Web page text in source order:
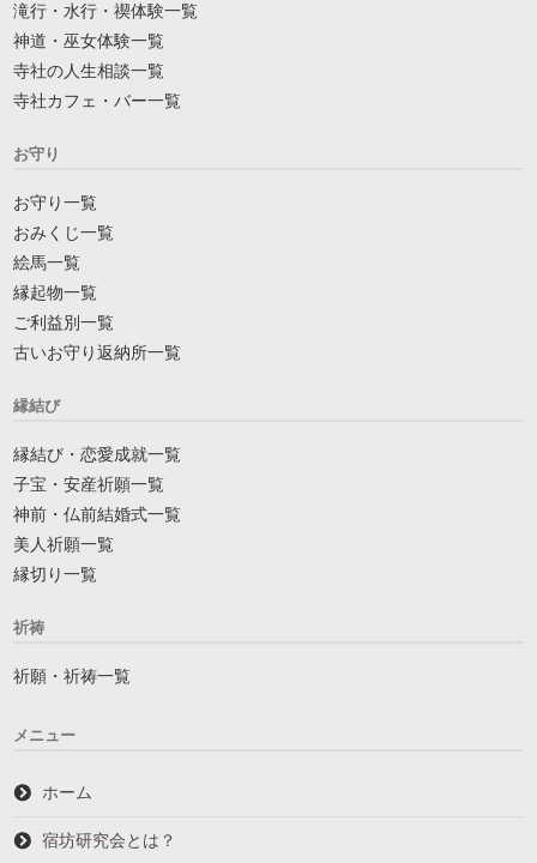
滝行・水行・禊体験一覧
神道・巫女体験一覧
寺社の人生相談一覧
寺社カフェ・バー一覧
お守り
お守り一覧
おみくじ一覧
絵馬一覧
縁起物一覧
ご利益別一覧
古いお守り返納所一覧
縁結び
縁結び・恋愛成就一覧
子宝・安産祈願一覧
神前・仏前結婚式一覧
美人祈願一覧
縁切り一覧
祈祷
祈願・祈祷一覧
メニュー
ホーム
宿坊研究会とは？